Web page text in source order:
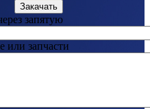
Закачать
запятую
или запчасти